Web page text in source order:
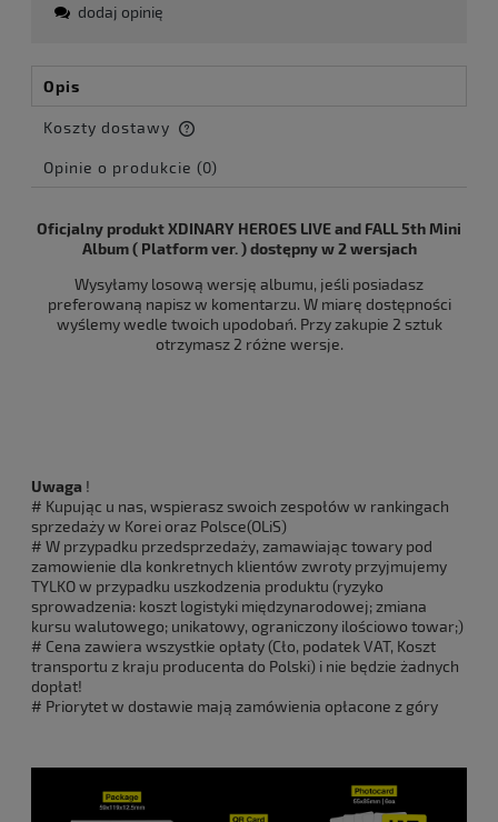
dodaj opinię
Opis
Koszty dostawy
Cena nie zawiera ewentualnych kosztów płatności
Opinie o produkcie (0)
Oficjalny produkt XDINARY HEROES LIVE and FALL 5th Mini
Album ( Platform ver. ) dostępny w 2 wersjach
Wysyłamy losową wersję albumu, jeśli posiadasz
preferowaną napisz w komentarzu. W miarę dostępności
wyślemy wedle twoich upodobań. Przy zakupie 2 sztuk
otrzymasz 2 różne wersje.
Uwaga !
# Kupując u nas, wspierasz swoich zespołów w rankingach
sprzedaży w Korei oraz Polsce(OLiS)
# W przypadku przedsprzedaży, zamawiając towary pod
zamowienie dla konkretnych klientów zwroty przyjmujemy
TYLKO w przypadku uszkodzenia produktu (ryzyko
sprowadzenia: koszt logistyki międzynarodowej; zmiana
kursu walutowego; unikatowy, ograniczony ilościowo towar;)
# Cena zawiera wszystkie opłaty (Cło, podatek VAT, Koszt
transportu z kraju producenta do Polski) i nie będzie żadnych
dopłat!
# Priorytet w dostawie mają zamówienia opłacone z góry